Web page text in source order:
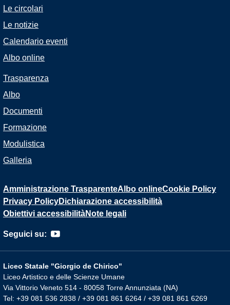
Le circolari
Le notizie
Calendario eventi
Albo online
Trasparenza
Albo
Documenti
Formazione
Modulistica
Galleria
Amministrazione TrasparenteAlbo onlineCookie Policy
Privacy PolicyDichiarazione accessibilità
Obiettivi accessibilitàNote legali
Seguici su:
Liceo Statale "Giorgio de Chirico"
Liceo Artistico e delle Scienze Umane
Via Vittorio Veneto 514 - 80058 Torre Annunziata (NA)
Tel: +39 081 536 2838 / +39 081 861 6264 / +39 081 861 6269